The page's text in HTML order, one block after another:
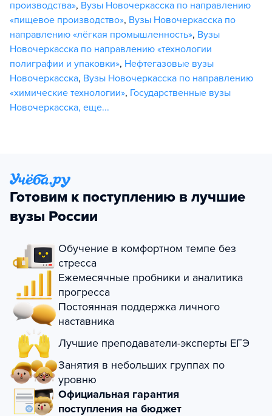
производства», Вузы Новочеркасска по направлению
«пищевое производство», Вузы Новочеркасска по
направлению «лёгкая промышленность», Вузы
Новочеркасска по направлению «технологии
полиграфии и упаковки», Нефтегазовые вузы
Новочеркасска, Вузы Новочеркасска по направлению
«химические технологии», Государственные вузы
Новочеркасска, еще...
Готовим к поступлению в лучшие
вузы России
Обучение в комфортном темпе без
стресса
Ежемесячные пробники и аналитика
прогресса
Постоянная поддержка личного
наставника
Лучшие преподаватели-эксперты ЕГЭ
Занятия в небольших группах по
уровню
Официальная гарантия
поступления на бюджет